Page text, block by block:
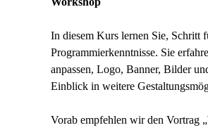
In diesem Kurs lernen Sie, Schritt
Programmierkenntnisse. Sie
anpassen, Logo, Banner, Bilder
Einblick in weitere
Vorab empfehlen wir den Vortrag